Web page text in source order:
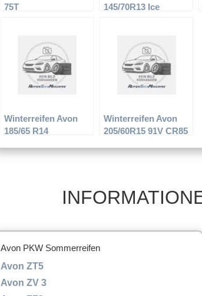
75T
145/70R13 Ice
Winterreifen Avon
185/65 R14
Winterreifen Avon
205/60R15 91V CR85
Avon PKW Sommerreifen
Avon ZT5
Avon ZV 3